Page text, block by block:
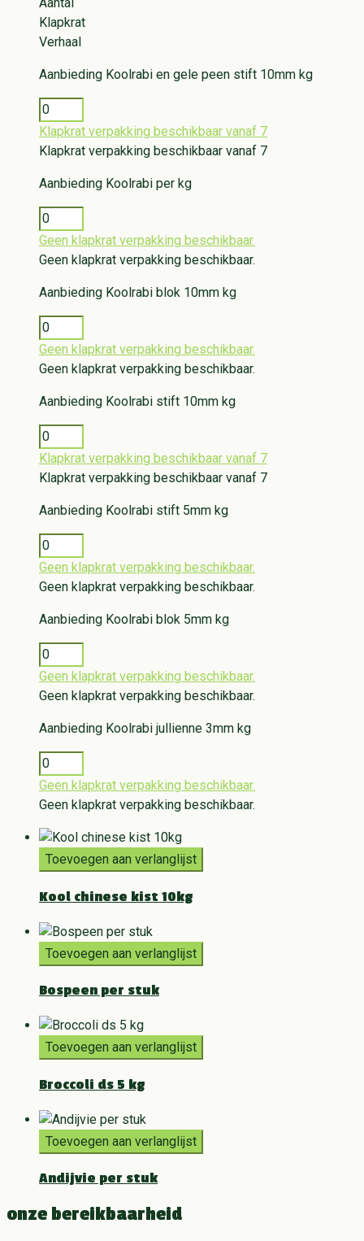
Aantal
Klapkrat
Verhaal
Aanbieding Koolrabi en gele peen stift 10mm kg
Klapkrat verpakking beschikbaar vanaf 7
Klapkrat verpakking beschikbaar vanaf 7
Aanbieding Koolrabi per kg
Geen klapkrat verpakking beschikbaar.
Geen klapkrat verpakking beschikbaar.
Aanbieding Koolrabi blok 10mm kg
Geen klapkrat verpakking beschikbaar.
Geen klapkrat verpakking beschikbaar.
Aanbieding Koolrabi stift 10mm kg
Klapkrat verpakking beschikbaar vanaf 7
Klapkrat verpakking beschikbaar vanaf 7
Aanbieding Koolrabi stift 5mm kg
Geen klapkrat verpakking beschikbaar.
Geen klapkrat verpakking beschikbaar.
Aanbieding Koolrabi blok 5mm kg
Geen klapkrat verpakking beschikbaar.
Geen klapkrat verpakking beschikbaar.
Aanbieding Koolrabi jullienne 3mm kg
Geen klapkrat verpakking beschikbaar.
Geen klapkrat verpakking beschikbaar.
Toevoegen aan verlanglijst
Kool chinese kist 10kg
Toevoegen aan verlanglijst
Bospeen per stuk
Toevoegen aan verlanglijst
Broccoli ds 5 kg
Toevoegen aan verlanglijst
Andijvie per stuk
onze bereikbaarheid